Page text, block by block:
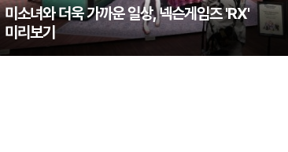
미소녀와 더욱 가까운 일상, 넥슨게임즈 'RX'
미리보기